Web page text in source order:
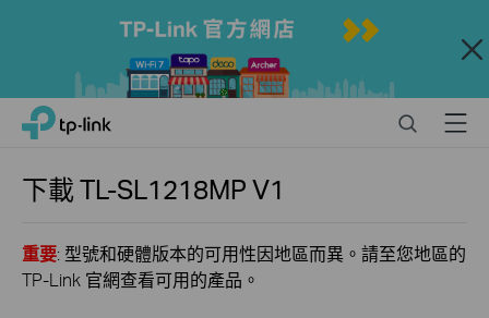
Close
Click
navigation
TP-Link, Reliably Smart SearchMenu
下載TL-SL1218MPV1
重要: 型號和硬體版本的可用性因地區而異。請至您地區的
TP-Link 官網查看可用的產品。